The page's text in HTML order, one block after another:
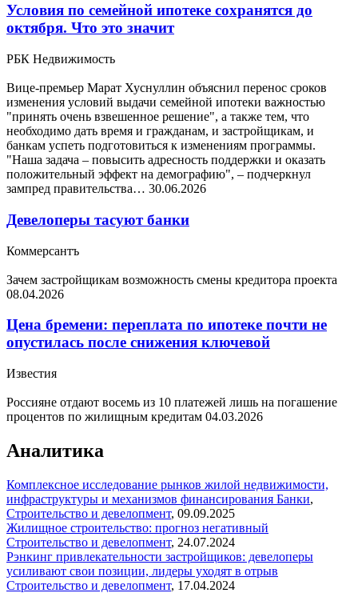
Условия по семейной ипотеке сохранятся до
октября. Что это значит
РБК Недвижимость
Вице-премьер Марат Хуснуллин объяснил перенос сроков
изменения условий выдачи семейной ипотеки важностью
"принять очень взвешенное решение", а также тем, что
необходимо дать время и гражданам, и застройщикам, и
банкам успеть подготовиться к изменениям программы.
"Наша задача – повысить адресность поддержки и оказать
положительный эффект на демографию", – подчеркнул
зампред правительства… 30.06.2026
Девелоперы тасуют банки
Коммерсантъ
Зачем застройщикам возможность смены кредитора проекта
08.04.2026
Цена бремени: переплата по ипотеке почти не
опустилась после снижения ключевой
Известия
Россияне отдают восемь из 10 платежей лишь на погашение
процентов по жилищным кредитам 04.03.2026
Аналитика
Комплексное исследование рынков жилой недвижимости,
инфраструктуры и механизмов финансирования Банки,
Строительство и девелопмент, 09.09.2025
Жилищное строительство: прогноз негативный
Строительство и девелопмент, 24.07.2024
Рэнкинг привлекательности застройщиков: девелоперы
усиливают свои позиции, лидеры уходят в отрыв
Строительство и девелопмент, 17.04.2024